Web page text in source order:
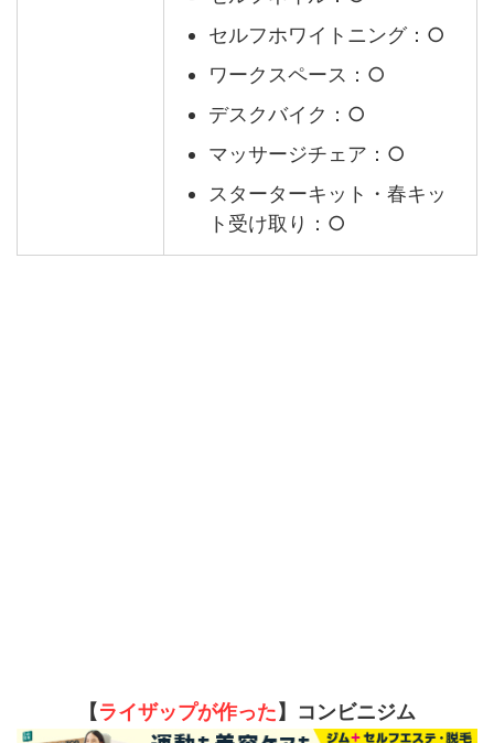
セルフホワイトニング：○
ワークスペース：○
デスクバイク：○
マッサージチェア：○
スターターキット・春キッ
ト受け取り：○
【ライザップが作った】コンビニジム